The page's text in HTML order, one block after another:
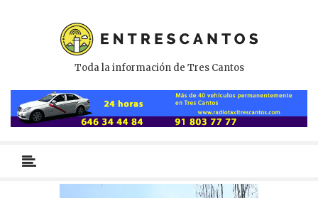
Toda la información de Tres Cantos
primario